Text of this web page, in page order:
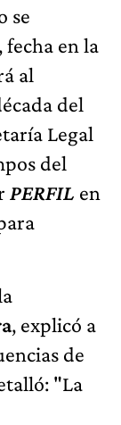
se
fecha en la
al
del
Legal
del
PERFIL en
, explicó a
de
"La